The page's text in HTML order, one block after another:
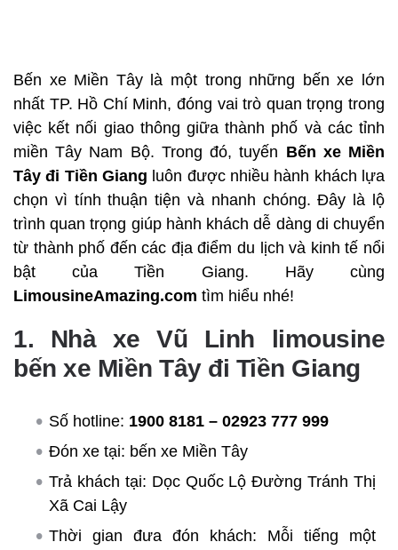
Bến xe Miền Tây là một trong những bến xe lớn
nhất TP. Hồ Chí Minh, đóng vai trò quan trọng trong
việc kết nối giao thông giữa thành phố và các tỉnh
miền Tây Nam Bộ. Trong đó, tuyến Bến xe Miền
Tây đi Tiền Giang luôn được nhiều hành khách lựa
chọn vì tính thuận tiện và nhanh chóng. Đây là lộ
trình quan trọng giúp hành khách dễ dàng di chuyển
từ thành phố đến các địa điểm du lịch và kinh tế nổi
bật của Tiền Giang. Hãy cùng
LimousineAmazing.com tìm hiểu nhé!
1. Nhà xe Vũ Linh limousine
bến xe Miền Tây đi Tiền Giang
Số hotline: 1900 8181 – 02923 777 999
Đón xe tại: bến xe Miền Tây
Trả khách tại: Dọc Quốc Lộ Đường Tránh Thị
Xã Cai Lậy
Thời gian đưa đón khách: Mỗi tiếng một